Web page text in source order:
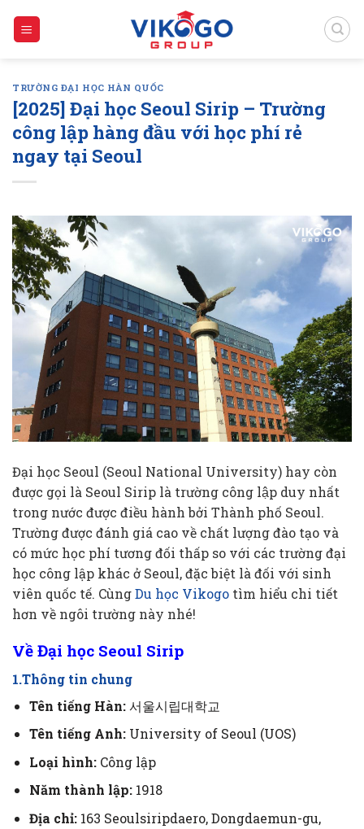
TRƯỜNG ĐẠI HỌC HÀN QUỐC
[2025] Đại học Seoul Sirip – Trường
công lập hàng đầu với học phí rẻ
ngay tại Seoul
Đại học Seoul (Seoul National University) hay còn
được gọi là Seoul Sirip là trường công lập duy nhất
trong nước được điều hành bởi Thành phố Seoul.
Trường được đánh giá cao về chất lượng đào tạo và
có mức học phí tương đối thấp so với các trường đại
học công lập khác ở Seoul, đặc biệt là đối với sinh
viên quốc tế. CùngDu học Vikogo tìm hiểu chi tiết
hơn về ngôi trường này nhé!
Về Đại học Seoul Sirip
1.Thông tin chung
Tên tiếng Hàn: 서울시립대학교
Tên tiếng Anh: University of Seoul (UOS)
Loại hình: Công lập
Năm thành lập: 1918
Địa chỉ: 163 Seoulsiripdaero, Dongdaemun-gu,